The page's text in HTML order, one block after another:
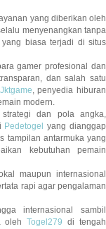
yang diberikan oleh
menyenangkan tanpa
biasa terjadi di situs
gamer profesional dan
dan salah satu
Jktgame , penyedia hiburan
modern.
dan pola angka,
Pedetogel yang dianggap
tampilan antarmuka yang
kebutuhan pemain
maupun internasional
rapi agar pengalaman
internasional sambil
olehTogel279 di tengah